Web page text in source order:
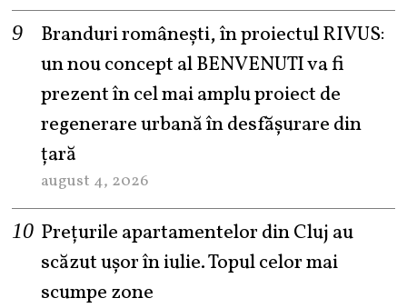
Branduri românești, în proiectul RIVUS:
un nou concept al BENVENUTI va fi
prezent în cel mai amplu proiect de
regenerare urbană în desfășurare din
țară
august 4, 2026
Prețurile apartamentelor din Cluj au
scăzut ușor în iulie. Topul celor mai
scumpe zone